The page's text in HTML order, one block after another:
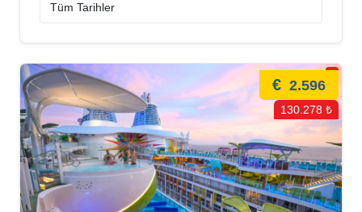
€ 2.596
130.278 ₺